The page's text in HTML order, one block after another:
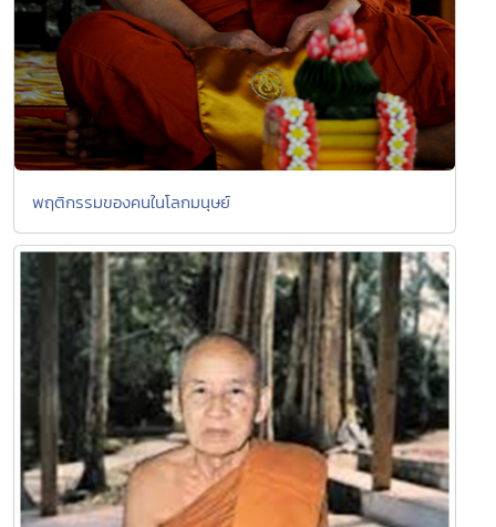
พฤติกรรมของคนในโลกมนุษย์